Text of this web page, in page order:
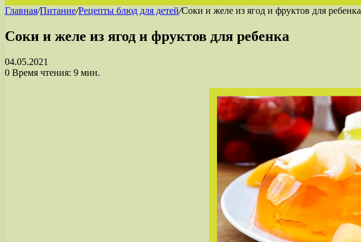
Главная/Питание/Рецепты блюд для детей/Соки и желе из ягод и фруктов для ребенка
Соки и желе из ягод и фруктов для ребенка
04.05.2021
0 Время чтения: 9 мин.